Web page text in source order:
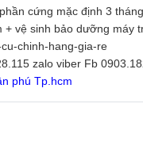
cứng mặc định 3 tháng.
vệ sinh bảo dưỡng máy
chinh-hang-gia-re
zalo viber Fb
phú Tp.hcm